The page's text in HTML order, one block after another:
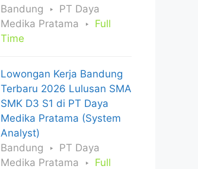
Bandung
PT Daya
Medika Pratama
Full
Time
Lowongan Kerja Bandung
Terbaru 2026 Lulusan SMA
SMK D3 S1 di PT Daya
Medika Pratama (System
Analyst)
Bandung
PT Daya
Medika Pratama
Full